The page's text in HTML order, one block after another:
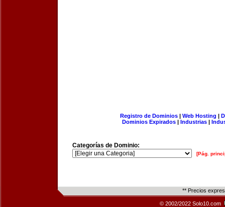
Registro de Dominios| Web Hosting |
Dominios Expirados | Industrias |
Categorías de Dominio:
[Pág.
** Precios
© 2002/2022 Solo10.com